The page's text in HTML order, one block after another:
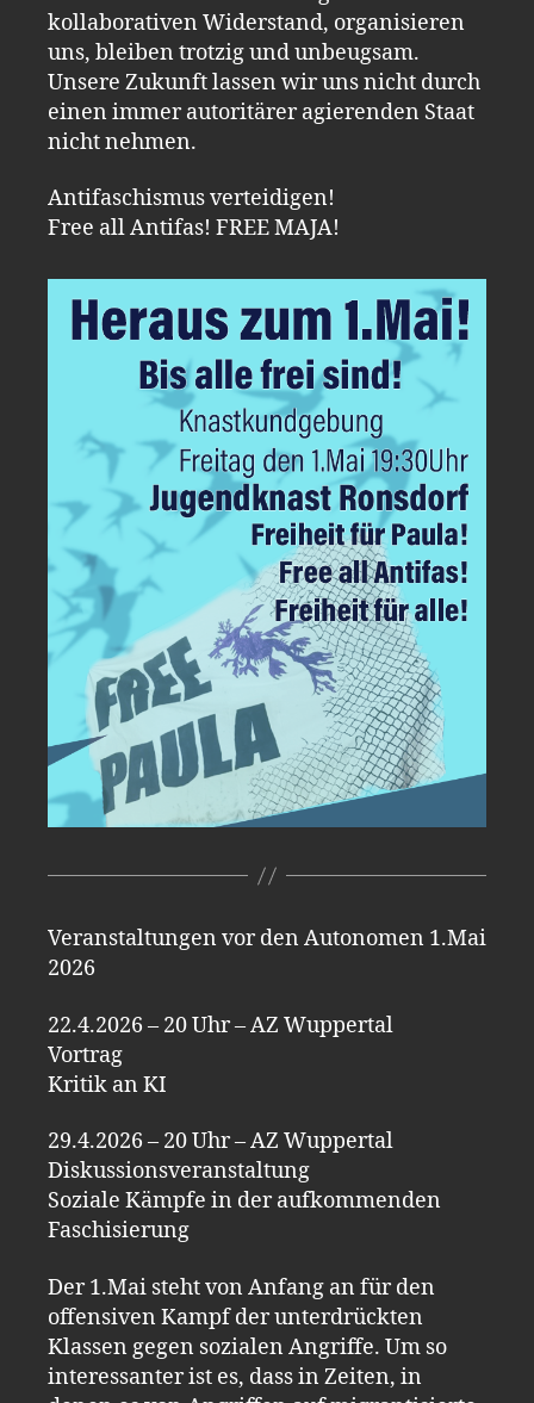
kollaborativen Widerstand, organisieren
uns, bleiben trotzig und unbeugsam.
Unsere Zukunft lassen wir uns nicht durch
einen immer autoritärer agierenden Staat
nicht nehmen.
Antifaschismus verteidigen!
Free all Antifas! FREE MAJA!
Veranstaltungen vor den Autonomen 1.Mai
2026
22.4.2026 – 20 Uhr – AZ Wuppertal
Vortrag
Kritik an KI
29.4.2026 – 20 Uhr – AZ Wuppertal
Diskussionsveranstaltung
Soziale Kämpfe in der aufkommenden
Faschisierung
Der 1.Mai steht von Anfang an für den
offensiven Kampf der unterdrückten
Klassen gegen sozialen Angriffe. Um so
interessanter ist es, dass in Zeiten, in